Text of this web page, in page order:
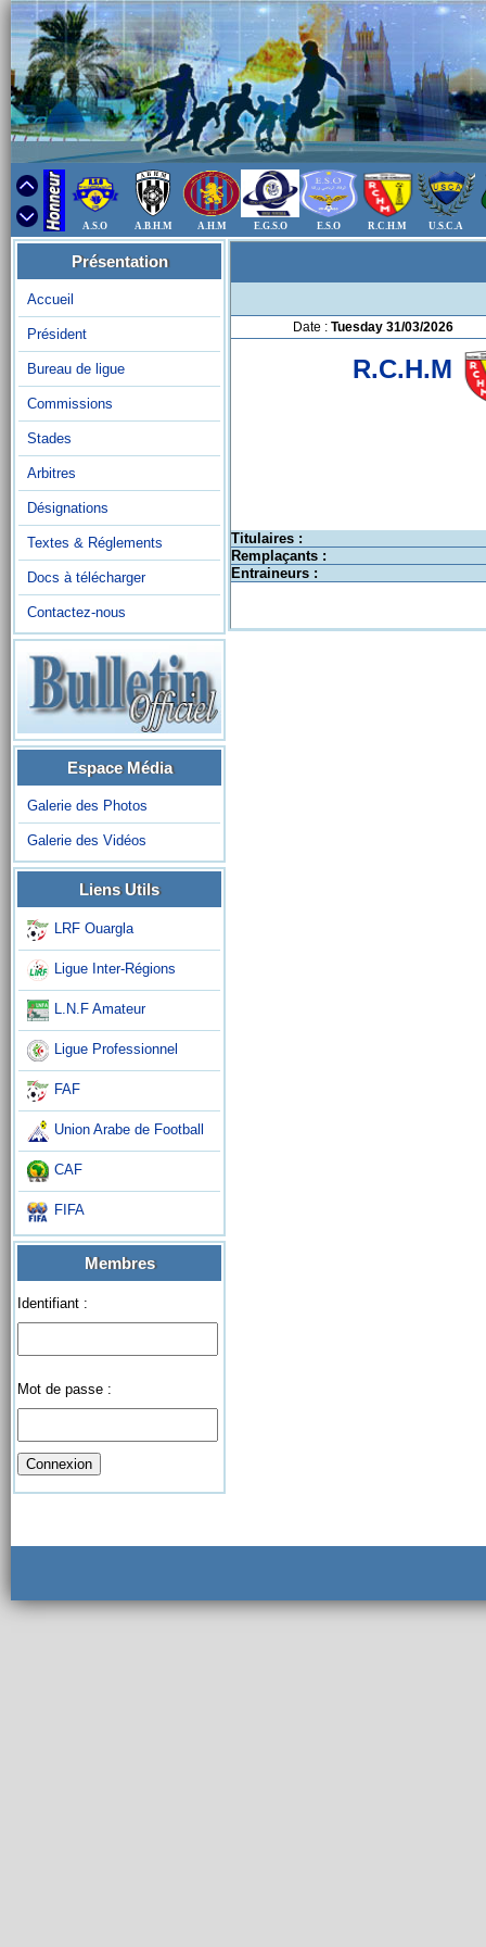
A.S.O A.B.H.M A.H.M E.G.S.O E.S.O R.C.H.M U.S.C.A
Présentation
Accueil
Président
Bureau de ligue
Commissions
Stades
Arbitres
Désignations
Textes & Réglements
Docs à télécharger
Contactez-nous
Espace Média
Galerie des Photos
Galerie des Vidéos
Liens Utils
LRF Ouargla
Ligue Inter-Régions
L.N.F Amateur
Ligue Professionnel
FAF
Union Arabe de Football
CAF
FIFA
Membres
Identifiant :
Mot de passe :
Date : Tuesday 31/03/2026
R.C.H.M
Titulaires :
Remplaçants :
Entraineurs :